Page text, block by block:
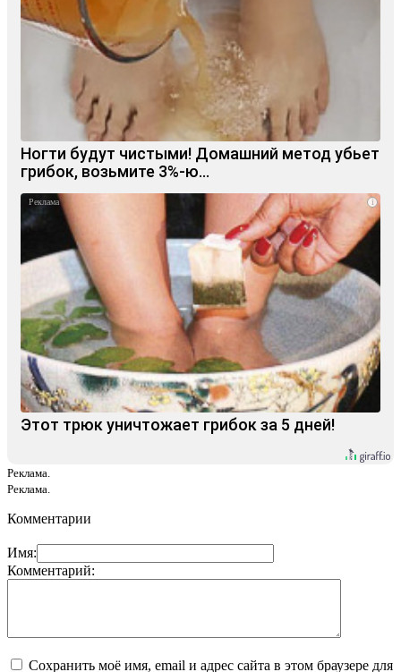
Ногти будут чистыми! Домашний метод убьет
грибок, возьмите 3%-ю…
i
Этот трюк уничтожает грибок за 5 дней!
Реклама.
Реклама.
Комментарии
Имя:
Комментарий:
Сохранить моё имя, email и адрес сайта в этом браузере для